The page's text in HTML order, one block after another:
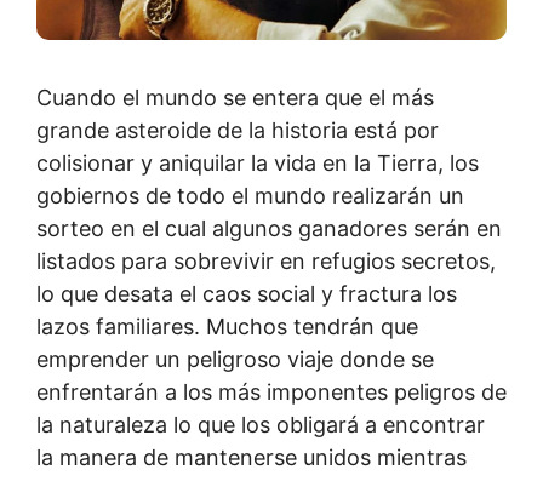
Cuando el mundo se entera que el más
grande asteroide de la historia está por
colisionar y aniquilar la vida en la Tierra, los
gobiernos de todo el mundo realizarán un
sorteo en el cual algunos ganadores serán en
listados para sobrevivir en refugios secretos,
lo que desata el caos social y fractura los
lazos familiares. Muchos tendrán que
emprender un peligroso viaje donde se
enfrentarán a los más imponentes peligros de
la naturaleza lo que los obligará a encontrar
la manera de mantenerse unidos mientras